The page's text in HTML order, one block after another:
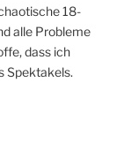
18-
alle Probleme
dass ich
Spektakels.